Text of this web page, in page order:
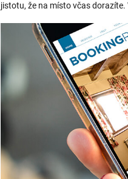
jistotu, že na místo včas